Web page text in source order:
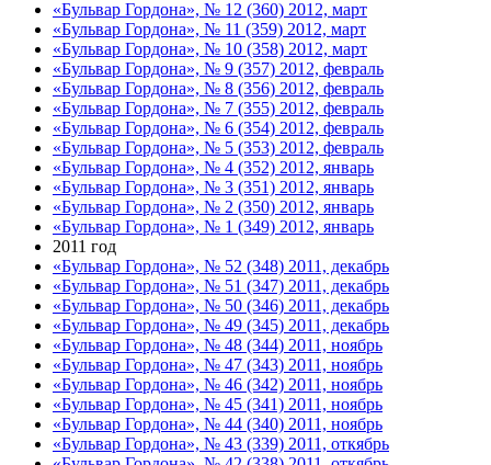
«Бульвар Гордона», № 12 (360) 2012, март
«Бульвар Гордона», № 11 (359) 2012, март
«Бульвар Гордона», № 10 (358) 2012, март
«Бульвар Гордона», № 9 (357) 2012, февраль
«Бульвар Гордона», № 8 (356) 2012, февраль
«Бульвар Гордона», № 7 (355) 2012, февраль
«Бульвар Гордона», № 6 (354) 2012, февраль
«Бульвар Гордона», № 5 (353) 2012, февраль
«Бульвар Гордона», № 4 (352) 2012, январь
«Бульвар Гордона», № 3 (351) 2012, январь
«Бульвар Гордона», № 2 (350) 2012, январь
«Бульвар Гордона», № 1 (349) 2012, январь
2011 год
«Бульвар Гордона», № 52 (348) 2011, декабрь
«Бульвар Гордона», № 51 (347) 2011, декабрь
«Бульвар Гордона», № 50 (346) 2011, декабрь
«Бульвар Гордона», № 49 (345) 2011, декабрь
«Бульвар Гордона», № 48 (344) 2011, ноябрь
«Бульвар Гордона», № 47 (343) 2011, ноябрь
«Бульвар Гордона», № 46 (342) 2011, ноябрь
«Бульвар Гордона», № 45 (341) 2011, ноябрь
«Бульвар Гордона», № 44 (340) 2011, ноябрь
«Бульвар Гордона», № 43 (339) 2011, откябрь